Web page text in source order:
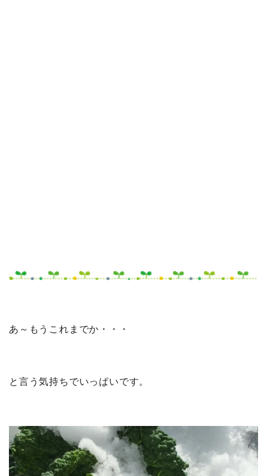
あ～もうこれまでか・・・
と言う気持ちでいっぱいです。